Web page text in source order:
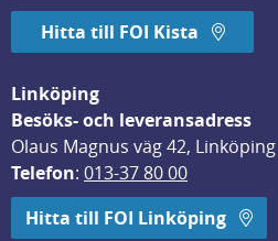
Hitta till FOI Kista
Linköping
Besöks- och leveransadress
Olaus Magnus väg 42, Linköping
Telefon: 013-37 80 00
Hitta till FOI Linköping